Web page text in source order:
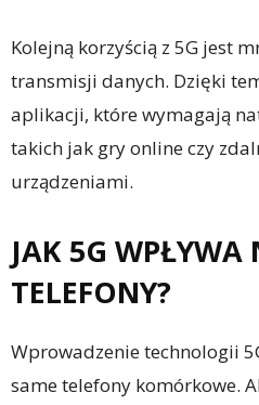
Kolejną korzyścią z 5G jest
transmisji danych. Dzięki
aplikacji, które wymagają
takich jak gry online czy
urządzeniami.
JAK 5G WPŁYWA
TELEFONY?
Wprowadzenie technologii
same telefony komórkowe.